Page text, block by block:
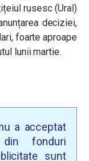
rusesc (Ural)
deciziei,
foarte aproape
lunii martie.
a acceptat
fonduri
sunt